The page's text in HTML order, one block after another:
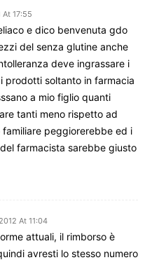
At 17:55
e dico benvenuta gdo
del senza glutine anche
deve ingrassare i
prodotti soltanto in farmacia
a mio figlio quanti
tanti meno rispetto ad
peggiorerebbe ed i
farmacista sarebbe giusto
At 11:04
attuali, il rimborso è
avresti lo stesso numero